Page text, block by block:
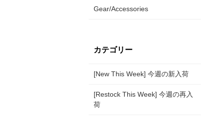
Gear/Accessories
カテゴリー
[New This Week] 今週の新入荷
[Restock This Week] 今週の再入
荷